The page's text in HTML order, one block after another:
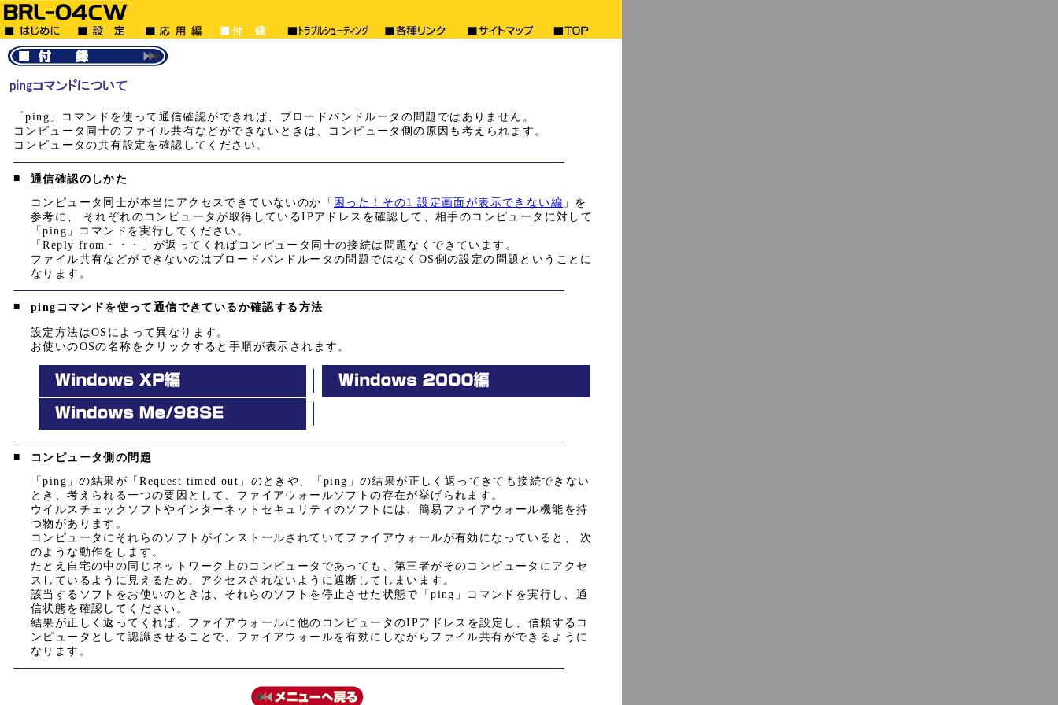
「ping」コマンドを使って通信確認ができれば、ブロードバンドルータの問題ではありません。
コンピュータ同士のファイル共有などができないときは、コンピュータ側の原因も考えられます。
コンピュータの共有設定を確認してください。
■
通信確認のしかた
コンピュータ同士が本当にアクセスできていないのか「 困った！その1 設定画面が表示できない編 」を
参考に、 それぞれのコンピュータが取得しているIPアドレスを確認して、相手のコンピュータに対して
「ping」コマンドを実行してください。
「Reply from・・・」が返ってくればコンピュータ同士の接続は問題なくできています。
ファイル共有などができないのはブロードバンドルータの問題ではなくOS側の設定の問題ということに
なります。
■ pingコマンドを使って通信できているか確認する方法
設定方法はOSによって異なります。
お使いのOSの名称をクリックすると手順が表示されます。
■
コンピュータ側の問題
「ping」の結果が「Request timed out」のときや、「ping」の結果が正しく返ってきても接続できない
とき、考えられる一つの要因として、ファイアウォールソフトの存在が挙げられます。
ウイルスチェックソフトやインターネットセキュリティのソフトには、簡易ファイアウォール機能を持
つ物があります。
コンピュータにそれらのソフトがインストールされていてファイアウォールが有効になっていると、 次
のような動作をします。
たとえ自宅の中の同じネットワーク上のコンピュータであっても、第三者がそのコンピュータにアクセ
スしているように見えるため、アクセスされないように遮断してしまいます。
該当するソフトをお使いのときは、それらのソフトを停止させた状態で「ping」コマンドを実行し、通
信状態を確認してください。
結果が正しく返ってくれば、ファイアウォールに他のコンピュータのIPアドレスを設定し、信頼するコ
ンピュータとして認識させることで、ファイアウォールを有効にしながらファイル共有ができるように
なります。